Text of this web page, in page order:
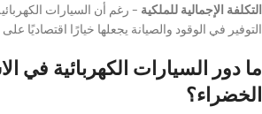
التكلفة الإجمالية للملكية – رغم أن السيارات
التوفير في الوقود والصيانة يجعلها خيارًا اقتصاديًا على
ما دور السيارات الكهربائية في
الخضراء؟